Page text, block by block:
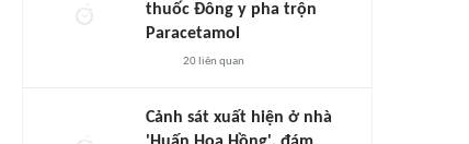
thuốc Đông y pha trộn
Paracetamol
20liên quan
Cảnh sát xuất hiện ở nhà